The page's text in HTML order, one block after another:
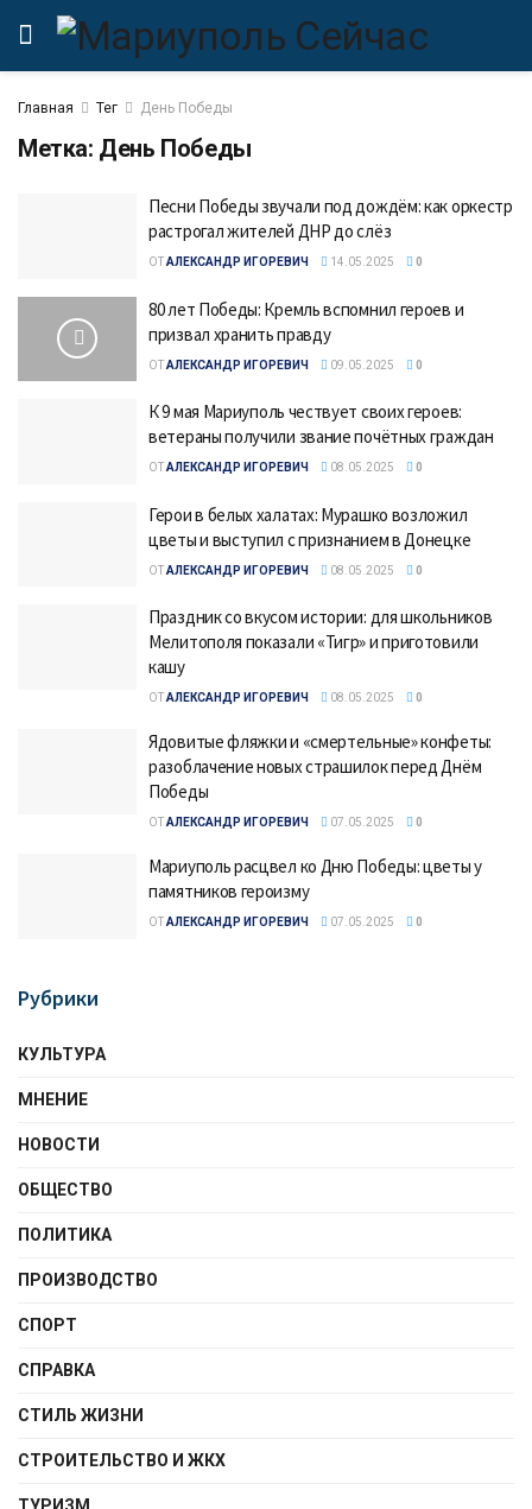
Главная Тег День Победы
Метка: День Победы
Песни Победы звучали под дождём: как оркестр
растрогал жителей ДНР до слёз
ОТАЛЕКСАНДР ИГОРЕВИЧ 14.05.2025 0
80 лет Победы: Кремль вспомнил героев и
призвал хранить правду
ОТАЛЕКСАНДР ИГОРЕВИЧ 09.05.2025 0
К 9 мая Мариуполь чествует своих героев:
ветераны получили звание почётных граждан
ОТАЛЕКСАНДР ИГОРЕВИЧ 08.05.2025 0
Герои в белых халатах: Мурашко возложил
цветы и выступил с признанием в Донецке
ОТАЛЕКСАНДР ИГОРЕВИЧ 08.05.2025 0
Праздник со вкусом истории: для школьников
Мелитополя показали «Тигр» и приготовили
кашу
ОТАЛЕКСАНДР ИГОРЕВИЧ 08.05.2025 0
Ядовитые фляжки и «смертельные» конфеты:
разоблачение новых страшилок перед Днём
Победы
ОТАЛЕКСАНДР ИГОРЕВИЧ 07.05.2025 0
Мариуполь расцвел ко Дню Победы: цветы у
памятников героизму
ОТАЛЕКСАНДР ИГОРЕВИЧ 07.05.2025 0
Рубрики
КУЛЬТУРА
МНЕНИЕ
НОВОСТИ
ОБЩЕСТВО
ПОЛИТИКА
ПРОИЗВОДСТВО
СПОРТ
СПРАВКА
СТИЛЬ ЖИЗНИ
СТРОИТЕЛЬСТВО И ЖКХ
ТУРИЗМ